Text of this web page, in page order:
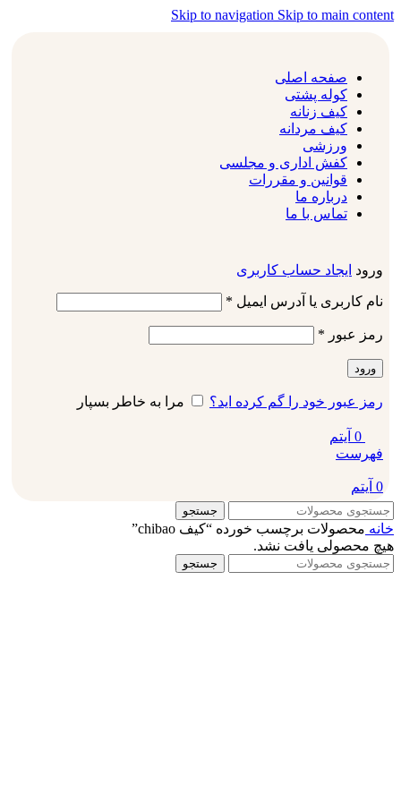
Skip to navigation Skip to main content
صفحه اصلی
کوله پشتی
کیف زنانه
کیف مردانه
ورزشی
کفش اداری و مجلسی
قوانین و مقررات
درباره ما
تماس با ما
ورود ایجاد حساب کاربری
نام کاربری یا آدرس ایمیل *
رمز عبور *
ورود
رمز عبور خود را گم کرده اید؟ مرا به خاطر بسپار
0 آیتم
فهرست
0 آیتم
جستجو
خانه محصولات برچسب خورده “کیف chibao”
هیچ محصولی یافت نشد.
جستجو